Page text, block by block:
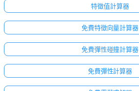
特徵值計算器
免費特徵向量計算器
免費彈性碰撞計算器
免費彈性計算器